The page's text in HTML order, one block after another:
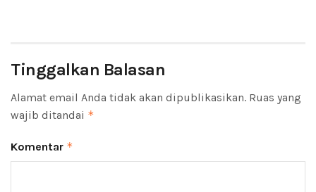
Tinggalkan Balasan
Alamat email Anda tidak akan dipublikasikan. Ruas yang
wajib ditandai *
Komentar *